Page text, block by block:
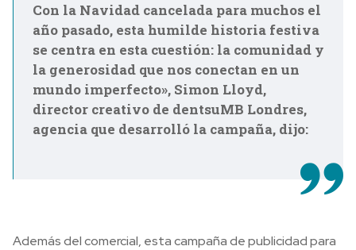
Con la Navidad cancelada para muchos el
año pasado, esta humilde historia festiva
se centra en esta cuestión: la comunidad y
la generosidad que nos conectan en un
mundo imperfecto», Simon Lloyd,
director creativo de dentsuMB Londres,
agencia que desarrolló la campaña, dijo:
Además del comercial, esta campaña de publicidad para